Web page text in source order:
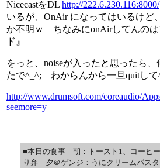
NicecastをDL http://222.6.230.116:8000/
いるが、OnAir になってはいるけど
か不明ｗ ちなみにonAirしてんのは
ド』
をっと、noiseが入ったと思ったら、
たで^_^; わからんから一旦quitして
http://www.drumsoft.com/coreaudio/
seemore=y
■本日の食事 朝：トースト1、コーヒ
り弁 夕＠ゲンジ：うにクリームパス